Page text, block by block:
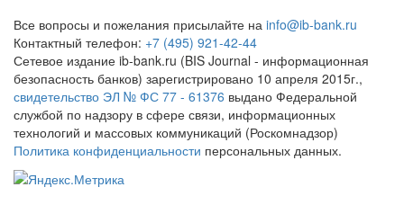
Все вопросы и пожелания присылайте на info@ib-bank.ru
Контактный телефон: +7 (495) 921-42-44
Сетевое издание ib-bank.ru (BIS Journal - информационная
безопасность банков) зарегистрировано 10 апреля 2015г.,
свидетельство ЭЛ № ФС 77 - 61376 выдано Федеральной
службой по надзору в сфере связи, информационных
технологий и массовых коммуникаций (Роскомнадзор)
Политика конфиденциальности персональных данных.